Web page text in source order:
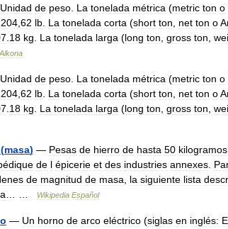
Unidad de peso La tonelada métrica (metric ton o
204 62 lb La tonelada corta (short ton net ton o
18 kg La tonelada larga (long ton gross ton
Alkona
Unidad de peso La tonelada métrica (metric ton o
204 62 lb La tonelada corta (short ton net ton o
18 kg La tonelada larga (long ton gross ton
(masa) — Pesas de hierro de hasta 50 kilogramos
de l épicerie et des industries annexes
de magnitud de masa la siguiente lista
Wikipedia Español
— Un horno de arco eléctrico (siglas en inglés: